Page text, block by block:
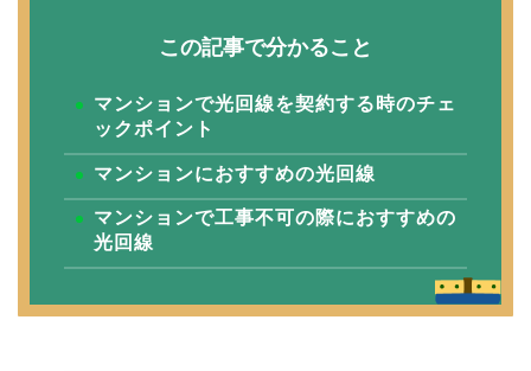
この記事で分かること
マンションで光回線を契約する時のチェ
ックポイント
マンションにおすすめの光回線
マンションで工事不可の際におすすめの
光回線